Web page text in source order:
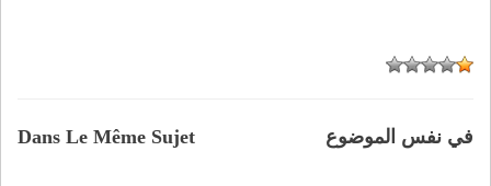
Dans Le Même Sujet في نفس الموضوع